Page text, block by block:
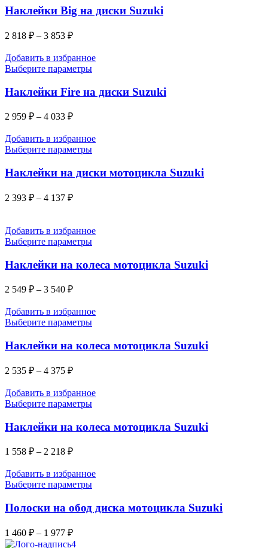
Наклейки Big на диски Suzuki
2 818 ₽ – 3 853 ₽
Добавить в избранное
Выберите параметры
Наклейки Fire на диски Suzuki
2 959 ₽ – 4 033 ₽
Добавить в избранное
Выберите параметры
Наклейки на диски мотоцикла Suzuki
2 393 ₽ – 4 137 ₽
Добавить в избранное
Выберите параметры
Наклейки на колеса мотоцикла Suzuki
2 549 ₽ – 3 540 ₽
Добавить в избранное
Выберите параметры
Наклейки на колеса мотоцикла Suzuki
2 535 ₽ – 4 375 ₽
Добавить в избранное
Выберите параметры
Наклейки на колеса мотоцикла Suzuki
1 558 ₽ – 2 218 ₽
Добавить в избранное
Выберите параметры
Полоски на обод диска мотоцикла Suzuki
1 460 ₽ – 1 977 ₽